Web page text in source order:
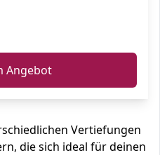
Angebot
Vertiefungen
die sich ideal für deinen